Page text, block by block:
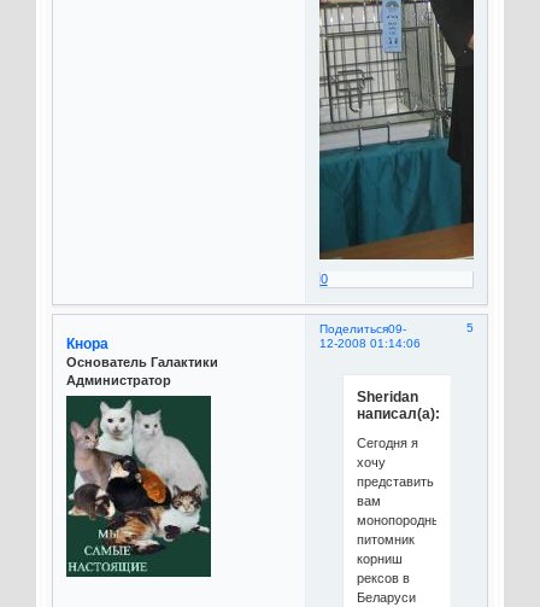
0
Поделиться 5
09-
12-2008 01:14:06
Кнора
Основатель Галактики
Администратор
Sheridan
написал(а):
Сегодня я
хочу
представить
вам
монопородный
питомник
корниш
рексов в
Беларуси